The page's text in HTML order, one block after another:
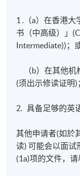
1 .（a）在香港
书（中高级）」
Intermediate))；
（b）在其他机
(须出示修读证明)
2. 具备足够的英
其他申请者(如於
读) 可能会以面试
(1a)项的文件，